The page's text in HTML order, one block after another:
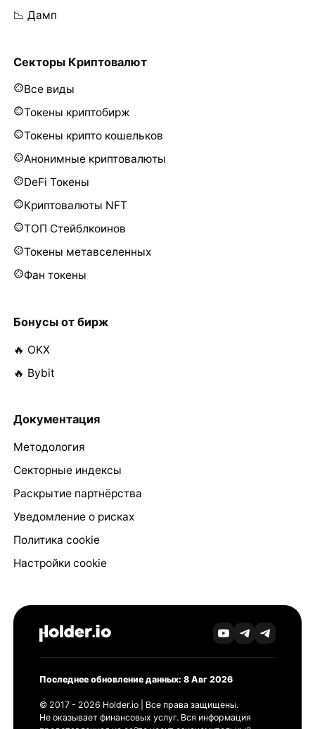
📉 Дамп
Секторы Криптовалют
Все виды
Токены криптобирж
Токены крипто кошельков
Анонимные криптовалюты
DeFi Токены
Криптовалюты NFT
ТОП Стейблкоинов
Токены метавселенных
Фан токены
Бонусы от бирж
🔥 OKX
🔥 Bybit
Документация
Методология
Секторные индексы
Раскрытие партнёрства
Уведомление о рисках
Политика cookie
Настройки cookie
Последнее обновление данных: 8 Авг 2026
© 2017 - 2026 Holder.io | Все права защищены.
Не оказывает финансовых услуг. Вся информация